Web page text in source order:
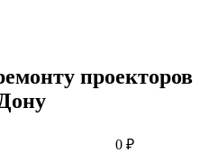
проекторов
0 ₽